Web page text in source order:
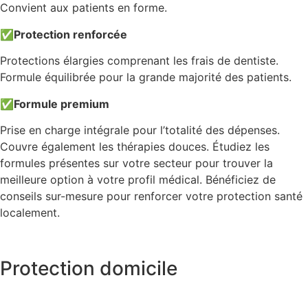
Convient aux patients en forme.
✅Protection renforcée
Protections élargies comprenant les frais de dentiste.
Formule équilibrée pour la grande majorité des patients.
✅Formule premium
Prise en charge intégrale pour l’totalité des dépenses.
Couvre également les thérapies douces. Étudiez les
formules présentes sur votre secteur pour trouver la
meilleure option à votre profil médical. Bénéficiez de
conseils sur-mesure pour renforcer votre protection santé
localement.
Protection domicile